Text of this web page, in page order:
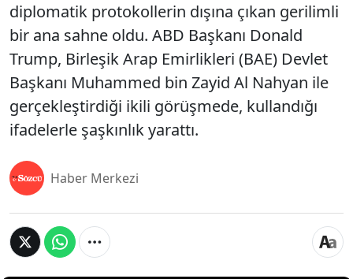
diplomatik protokollerin dışına çıkan gerilimli
bir ana sahne oldu. ABD Başkanı Donald
Trump, Birleşik Arap Emirlikleri (BAE) Devlet
Başkanı Muhammed bin Zayid Al Nahyan ile
gerçekleştirdiği ikili görüşmede, kullandığı
ifadelerle şaşkınlık yarattı.
Haber Merkezi